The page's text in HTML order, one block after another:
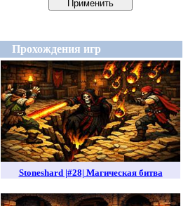
Прохождения игр
Stoneshard |#28| Магическая битва